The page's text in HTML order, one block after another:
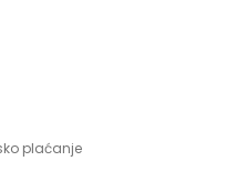
plaćanje